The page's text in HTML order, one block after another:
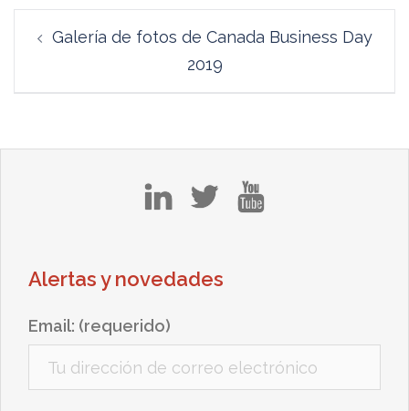
de Galería de fotos de Canada Business Day
2019
Alertas y novedades
Email: (requerido)